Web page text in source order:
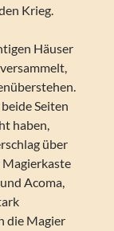
Krieg.
Häuser
Seiten
haben,
über
Magierkaste
Acoma,
die Magier